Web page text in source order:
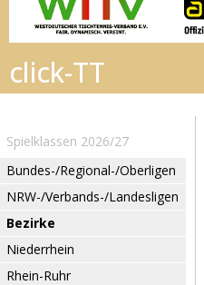
Spielklassen 2026/27
Bundes-/Regional-/Oberligen
NRW-/Verbands-/Landesligen
Bezirke
Niederrhein
Rhein-Ruhr